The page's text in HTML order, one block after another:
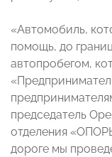
«Автомобиль,
помощь, до
автопробегом,
председатель
отделения
дороге мы